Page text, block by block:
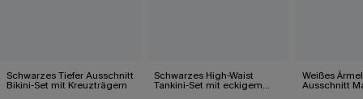
Schwarzes Tiefer Ausschnitt
Bikini-Set mit Kreuzträgern
Schwarzes High-Waist
Tankini-Set mit eckigem
Weißes
Ausschnitt